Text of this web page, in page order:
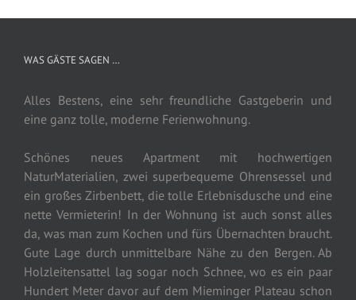
WAS GÄSTE SAGEN …
Alles Bestens, eine sehr freundliche Gastgeberin und
eine ganz tolle, moderne Ferienwohnung.
Schönes neues Apartment mit hochwertigen
NaturMaterialien, zwei superbequeme Ohrensessel und
ein großes Zirbenbett, die tolle Erlebnisdusche und eine
nette Vermieterin! In der Wohnung ist auch sonst alles
da, was man zum Kochen und fürs Übernachten braucht.
Gute Lage durch unmittelbare Nähe zu den Bergen. Ab
Holzleitensattel lag sogar noch Schnee, wo es ein paar
Hundert Meter davor auf dem Mieminger Plateau schon